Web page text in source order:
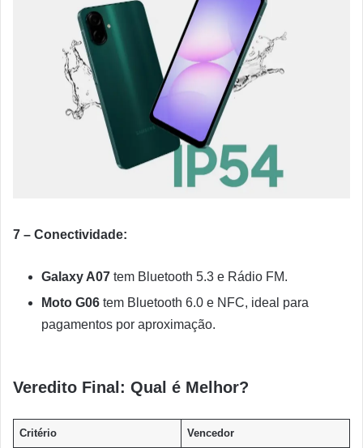
7 – Conectividade:
Galaxy A07 tem Bluetooth 5.3 e Rádio FM.
Moto G06 tem Bluetooth 6.0 e NFC, ideal para
pagamentos por aproximação.
Veredito Final: Qual é Melhor?
Critério Vencedor